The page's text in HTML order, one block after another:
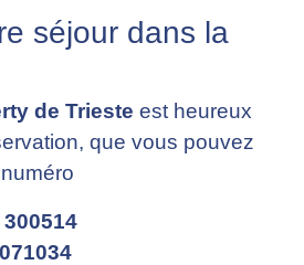
séjour dans la
de Trieste est heureux
que vous pouvez